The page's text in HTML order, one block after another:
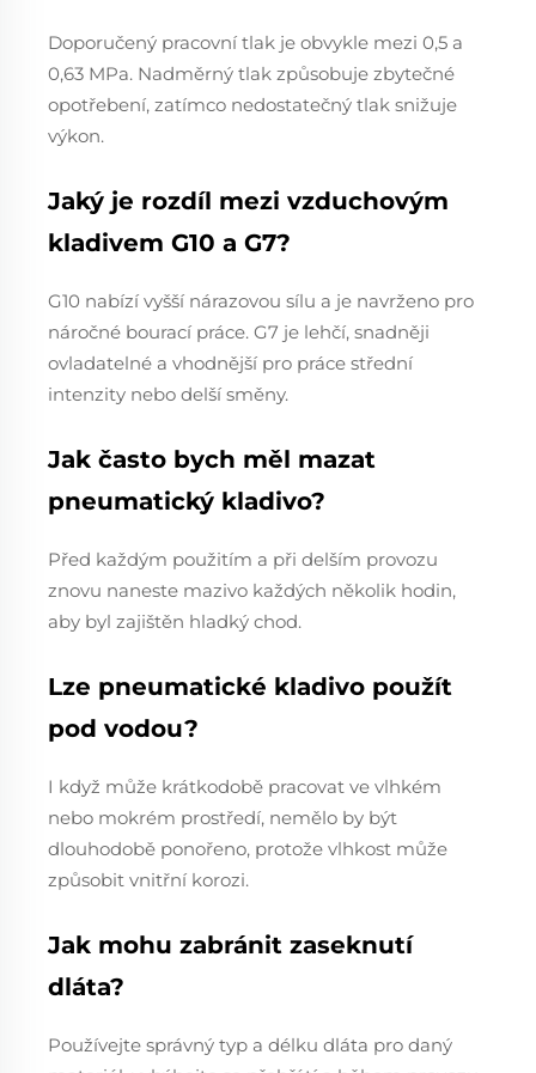
Doporučený pracovní tlak je obvykle mezi 0,5 a
0,63 MPa. Nadměrný tlak způsobuje zbytečné
opotřebení, zatímco nedostatečný tlak snižuje
výkon.
Jaký je rozdíl mezi vzduchovým
kladivem G10 a G7?
G10 nabízí vyšší nárazovou sílu a je navrženo pro
náročné bourací práce. G7 je lehčí, snadněji
ovladatelné a vhodnější pro práce střední
intenzity nebo delší směny.
Jak často bych měl mazat
pneumatický kladivo?
Před každým použitím a při delším provozu
znovu naneste mazivo každých několik hodin,
aby byl zajištěn hladký chod.
Lze pneumatické kladivo použít
pod vodou?
I když může krátkodobě pracovat ve vlhkém
nebo mokrém prostředí, nemělo by být
dlouhodobě ponořeno, protože vlhkost může
způsobit vnitřní korozi.
Jak mohu zabránit zaseknutí
dláta?
Používejte správný typ a délku dláta pro daný